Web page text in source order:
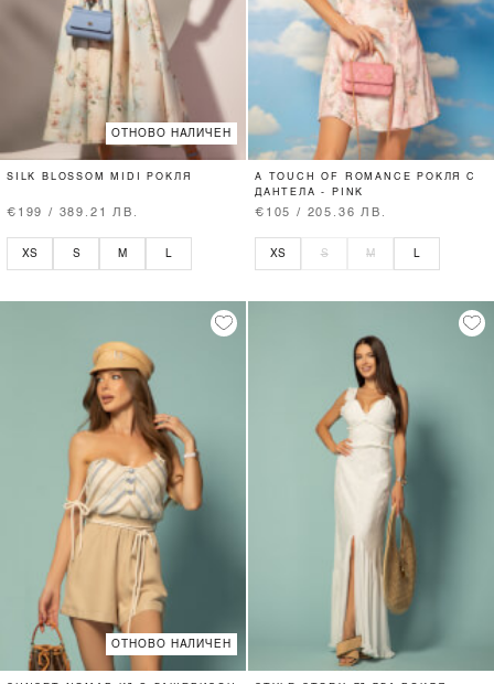
ОТНОВО НАЛИЧЕН
SILK BLOSSOM MIDI РОКЛЯ
€199 / 389.21 ЛВ.
XS S M L
A TOUCH OF ROMANCE РОКЛЯ С
ДАНТЕЛА - PINK
€105 / 205.36 ЛВ.
XS S M L
ОТНОВО НАЛИЧЕН